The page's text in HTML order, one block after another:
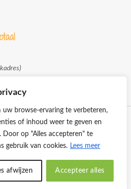
uw browse-ervaring te verbeteren,
of inhoud weer te geven en
Door op "Alles accepteren" te
gebruik van cookies. Lees meer
afwijzen Accepteer alles
-Vitaminentotaal.nl